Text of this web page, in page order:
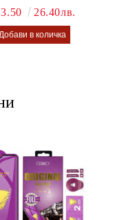
26.40лв.